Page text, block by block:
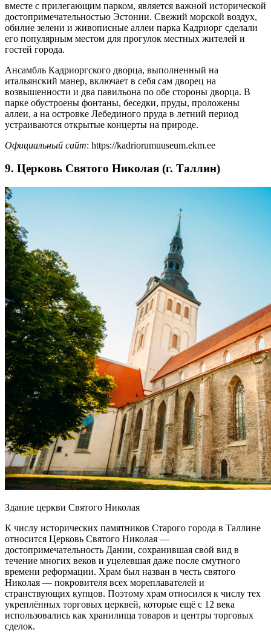
вместе с прилегающим парком, является важной исторической
достопримечательностью Эстонии. Свежий морской воздух,
обилие зелени и живописные аллеи парка Кадриорг сделали
его популярным местом для прогулок местных жителей и
гостей города.
Ансамбль Кадриоргского дворца, выполненный на
итальянский манер, включает в себя сам дворец на
возвышенности и два павильона по обе стороны дворца. В
парке обустроены фонтаны, беседки, пруды, проложены
аллеи, а на островке Лебединого пруда в летний период
устраиваются открытые концерты на природе.
Официальный сайт: https://kadriorumuuseum.ekm.ee
9. Церковь Святого Николая (г. Таллин)
Здание церкви Святого Николая
К числу исторических памятников Старого города в Таллине
относится Церковь Святого Николая —
достопримечательность Дании, сохранившая свой вид в
течение многих веков и уцелевшая даже после смутного
времени реформации. Храм был назван в честь святого
Николая — покровителя всех мореплавателей и
странствующих купцов. Поэтому храм относился к числу тех
укреплённых торговых церквей, которые ещё с 12 века
использовались как хранилища товаров и центры торговых
сделок.